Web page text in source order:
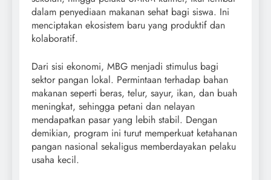
dalam penyediaan makanan sehat bagi siswa. Ini
menciptakan ekosistem baru yang produktif dan
kolaboratif.
Dari sisi ekonomi, MBG menjadi stimulus bagi
sektor pangan lokal. Permintaan terhadap bahan
makanan seperti beras, telur, sayur, ikan, dan buah
meningkat, sehingga petani dan nelayan
mendapatkan pasar yang lebih stabil. Dengan
demikian, program ini turut memperkuat ketahanan
pangan nasional sekaligus memberdayakan pelaku
usaha kecil.